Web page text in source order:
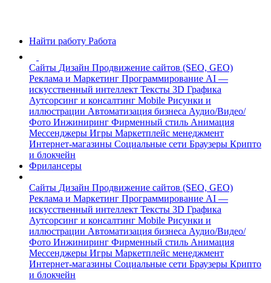
Найти работу Работа
Сайты Дизайн Продвижение сайтов (SEO, GEO)
Реклама и Маркетинг Программирование AI —
искусственный интеллект Тексты 3D Графика
Аутсорсинг и консалтинг Mobile Рисунки и
иллюстрации Автоматизация бизнеса Аудио/Видео/
Фото Инжиниринг Фирменный стиль Анимация
Мессенджеры Игры Маркетплейс менеджмент
Интернет-магазины Социальные сети Браузеры Крипто
и блокчейн
Фрилансеры
Сайты Дизайн Продвижение сайтов (SEO, GEO)
Реклама и Маркетинг Программирование AI —
искусственный интеллект Тексты 3D Графика
Аутсорсинг и консалтинг Mobile Рисунки и
иллюстрации Автоматизация бизнеса Аудио/Видео/
Фото Инжиниринг Фирменный стиль Анимация
Мессенджеры Игры Маркетплейс менеджмент
Интернет-магазины Социальные сети Браузеры Крипто
и блокчейн